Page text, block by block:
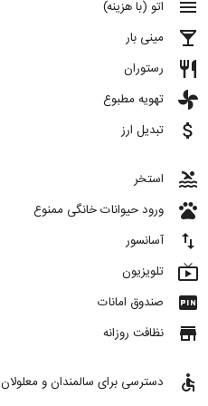
menu اتو (با هزینه)
local_bar مینی بار
restaurant رستوران
toys تهویه مطبوع
attach_money تبدیل ارز
pool استخر
pets ورود حیوانات خانگی ممنوع
import_export آسانسور
live_tv تلویزیون
fiber_pin صندوق امانات
store نظافت روزانه
accessible دسترسی برای سالمندان و معلولان